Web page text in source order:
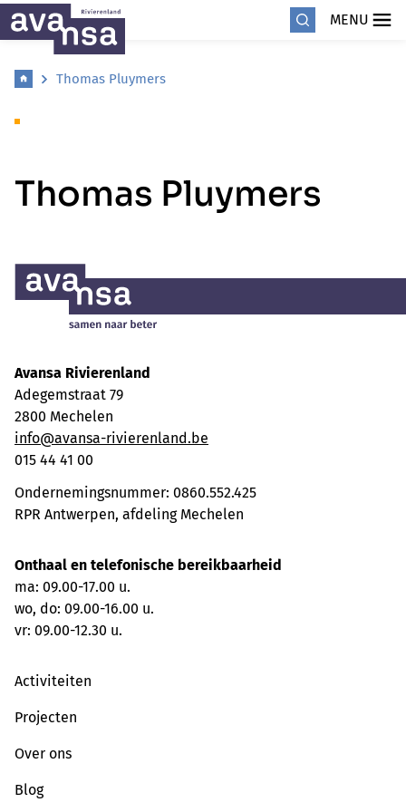
MENU
Thomas Pluymers
Thomas Pluymers
Avansa Rivierenland
Adegemstraat 79
2800 Mechelen
info@avansa-rivierenland.be
015 44 41 00
Ondernemingsnummer: 0860.552.425
RPR Antwerpen, afdeling Mechelen
Onthaal en telefonische bereikbaarheid
ma: 09.00-17.00 u.
wo, do: 09.00-16.00 u.
vr: 09.00-12.30 u.
Activiteiten
Projecten
Over ons
Blog